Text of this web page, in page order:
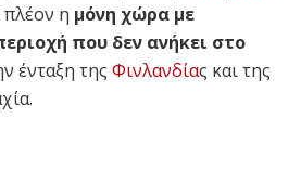
πλέον η μόνη χώρα με
που δεν ανήκει στο
ένταξη της Φινλανδίας και της